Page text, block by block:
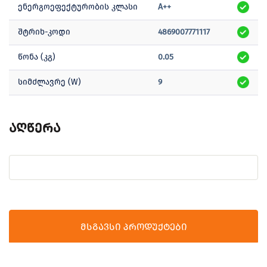
ენერგოეფექტურობის კლასი A++
შტრიხ-კოდი 4869007771117
წონა (კგ) 0.05
სიმძლავრე (W) 9
აღწერა
მსგავსი პროდუქტები